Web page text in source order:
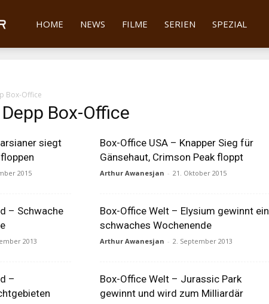
Filmfutter
HOME NEWS FILME SERIEN SPEZIAL
Box-Office
Box-Office
siegt
2015
Box-Office USA – Knapper Sieg für
Gänsehaut, Crimson Peak floppt
Arthur Awanesjan - 21. Oktober 2015
– Schwache
2013
Box-Office Welt – Elysium gewinnt ein
schwaches Wochenende
Arthur Awanesjan - 2. September 2013
–
Box-Office Welt – Jurassic Park
gewinnt und wird zum Milliardär